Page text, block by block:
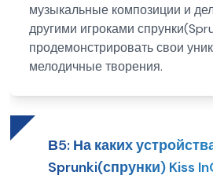
музыкальные композиции и
другими игроками
продемонстрировать свои
мелодичные творения.
В5: На каких
Sprunki(спрунки) Kiss